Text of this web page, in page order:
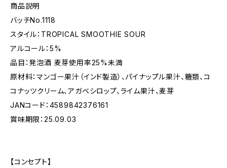
商品説明
バッチNo.1118
スタイル：TROPICAL SMOOTHIE SOUR
アルコール：5%
品目：発泡酒 麦芽使用率25%未満
原材料：マンゴー果汁（インド製造）、パイナップル果汁、糖類、コ
コナッツクリーム、アガベシロップ、ライム果汁、麦芽
JANコード：4589842376161
賞味期限：25.09.03
【コンセプト】